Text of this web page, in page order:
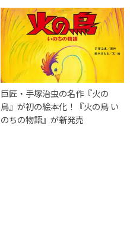
巨匠・手塚治虫の名作『火の
鳥』が初の絵本化！『火の鳥 い
のちの物語』が新発売